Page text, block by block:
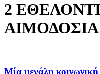
2
ΑΙΜΟΔΟΣΙΑ
Μία μεγάλη